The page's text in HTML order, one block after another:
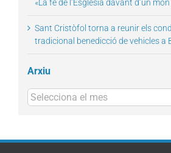
«La fe de l’Església davant d’un
Sant Cristòfol torna a reunir els
tradicional benedicció de vehicles a
Arxiu
Arxius